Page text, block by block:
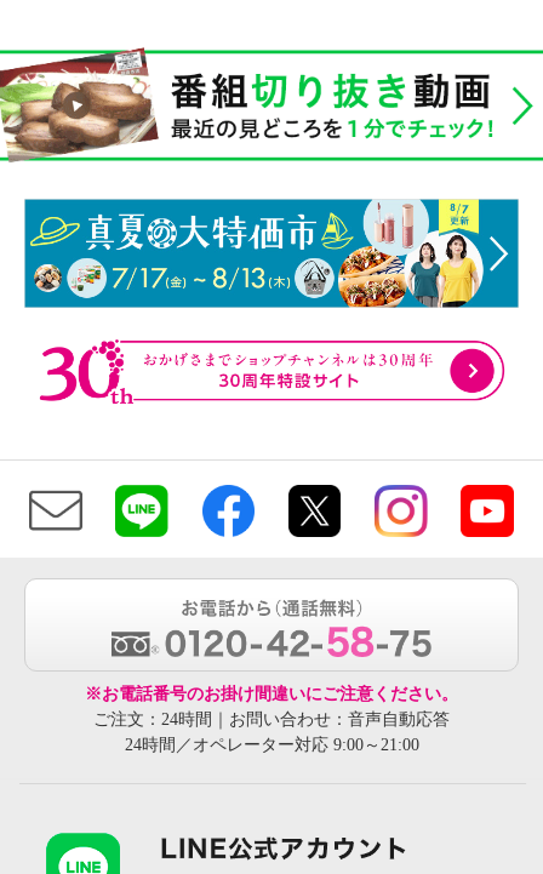
※お電話番号のお掛け間違いにご注意ください。
ご注文：24時間｜お問い合わせ：音声自動応答
24時間／オペレーター対応 9:00～21:00